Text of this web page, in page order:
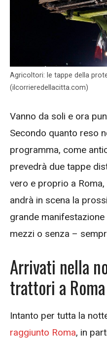
Agricoltori: le tappe della
(ilcorrieredellacitta.com)
Vanno da soli e ora
Secondo quanto reso
programma, come
prevedrà due tappe
vero e proprio a
andrà in scena la
grande
mezzi o senza –
Arrivati nella
trattori a Roma
Intanto per tutta la
raggiunto Roma, in